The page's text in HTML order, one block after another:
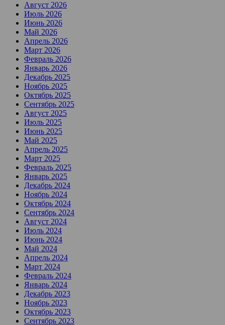
Август 2026
Июль 2026
Июнь 2026
Май 2026
Апрель 2026
Март 2026
Февраль 2026
Январь 2026
Декабрь 2025
Ноябрь 2025
Октябрь 2025
Сентябрь 2025
Август 2025
Июль 2025
Июнь 2025
Май 2025
Апрель 2025
Март 2025
Февраль 2025
Январь 2025
Декабрь 2024
Ноябрь 2024
Октябрь 2024
Сентябрь 2024
Август 2024
Июль 2024
Июнь 2024
Май 2024
Апрель 2024
Март 2024
Февраль 2024
Январь 2024
Декабрь 2023
Ноябрь 2023
Октябрь 2023
Сентябрь 2023